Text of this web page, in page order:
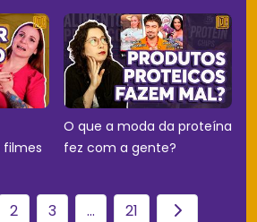
filmes
O que a moda da proteína
fez com a gente?
2 3 ... 21